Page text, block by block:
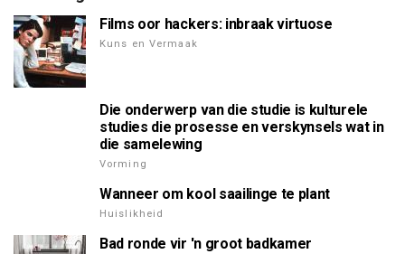
Films oor hackers: inbraak virtuose
Kuns en Vermaak
Die onderwerp van die studie is kulturele
studies die prosesse en verskynsels wat in
die samelewing
Vorming
Wanneer om kool saailinge te plant
Huislikheid
Bad ronde vir 'n groot badkamer